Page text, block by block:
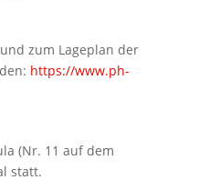
zum Lageplan der
https://www.ph-
(Nr. 11 auf dem
statt.